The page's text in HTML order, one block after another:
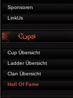
Sponsoren
LinkUs
Cup Übersicht
Ladder Übersicht
Clan Übersicht
Hall Of Fame